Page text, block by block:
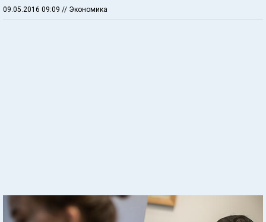
09.05.2016 09:09 // Экономика